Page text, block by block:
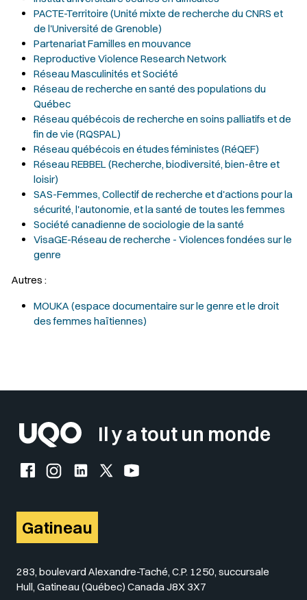
PACTE-Territoire (Unité mixte de recherche du CNRS et
de l'Université de Grenoble)
Partenariat Familles en mouvance
Reproductive Violence Research Network
Réseau Masculinités et Société
Réseau de recherche en santé des populations du
Québec
Réseau québécois de recherche en soins palliatifs et de
fin de vie (RQSPAL)
Réseau québécois en études féministes (RéQEF)
Réseau REBBEL (Recherche, biodiversité, bien-être et
loisir)
SAS-Femmes, Collectif de recherche et d'actions pour la
sécurité, l'autonomie, et la santé de toutes les femmes
Société canadienne de sociologie de la santé
VisaGE-Réseau de recherche - Violences fondées sur le
genre
Autres :
MOUKA (espace documentaire sur le genre et le droit
des femmes haïtiennes)
Il y a tout un monde
Facebook de l'UQO
Instagram de l'UQO
LinkedIn de l'UQO
X (Twitter) de l'UQO
YouTube de l'UQO
Gatineau
283, boulevard Alexandre-Taché, C.P. 1250, succursale
Hull, Gatineau (Québec) Canada J8X 3X7